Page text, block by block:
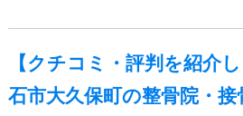
【クチコミ・評判を紹介
石市大久保町の整骨院・